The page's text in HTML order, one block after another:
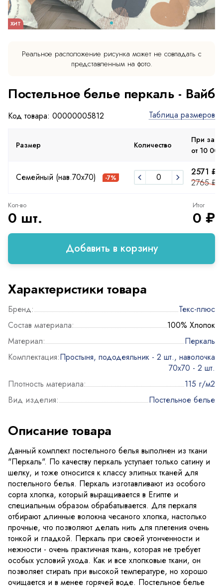
ХИТ
Реальное расположение рисунка может не совпадать с
представленным на фото.
Постельное белье перкаль - Вайб
Код товара: 00000005812 Таблица размеров
Размер Количество
При
от 10
Семейный (нав.70х70) -7%
2571 ₽
2765 ₽
Кол-во
0 шт.
Итог
0 ₽
Добавить в корзину
Характеристики товара
Бренд:
Текс-плюс
Состав материала:
100% Хлопок
Материал:
Перкаль
Комплектация:Простыня, пододеяльник - 2 шт., наволочка
70x70 - 2 шт.
Плотность материала:
115 г/м2
Вид изделия:
Постельное белье
Описание товара
Данный комплект постельного белья выполнен из ткани
"Перкаль". По качеству перкаль уступает только сатину и
шелку, и тоже относится к классу элитных тканей для
постельного белья. Перкаль изготавливают из особого
сорта хлопка, который выращивается в Египте и
специальным образом обрабатывается. Для перкаля
отбирают длинные волокна чесаного хлопка, настолько
прочные, что позволяют делать нить для плетения очень
тонкой и гладкой. Перкаль при своей утонченности и
нежности - очень практичная ткань, которая не требует
особых условий ухода. Как и все хлопковые ткани, он
позволяет стирать при высокой температуре, но хорошо
очищается и в менее горячей воде. Постельное белье